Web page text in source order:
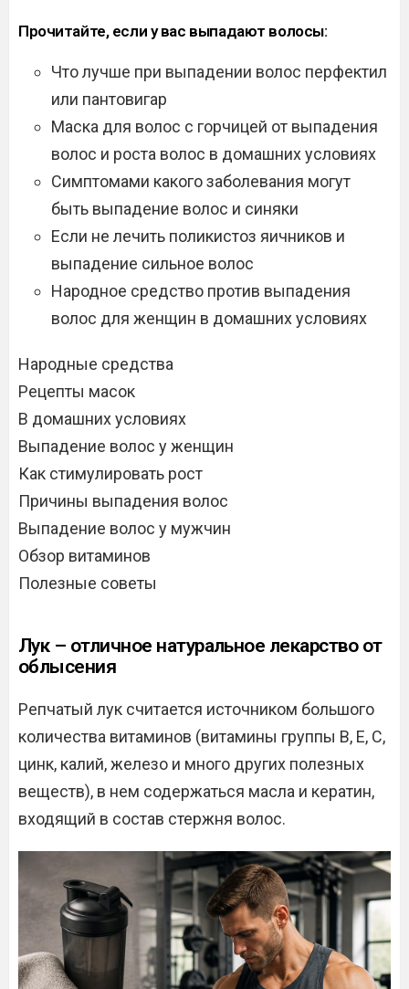
Прочитайте, если у вас выпадают волосы:
Что лучше при выпадении волос перфектил
или пантовигар
Маска для волос с горчицей от выпадения
волос и роста волос в домашних условиях
Симптомами какого заболевания могут
быть выпадение волос и синяки
Если не лечить поликистоз яичников и
выпадение сильное волос
Народное средство против выпадения
волос для женщин в домашних условиях
Народные средства
Рецепты масок
В домашних условиях
Выпадение волос у женщин
Как стимулировать рост
Причины выпадения волос
Выпадение волос у мужчин
Обзор витаминов
Полезные советы
Лук – отличное натуральное лекарство от
облысения
Репчатый лук считается источником большого
количества витаминов (витамины группы В, Е, С,
цинк, калий, железо и много других полезных
веществ), в нем содержаться масла и кератин,
входящий в состав стержня волос.